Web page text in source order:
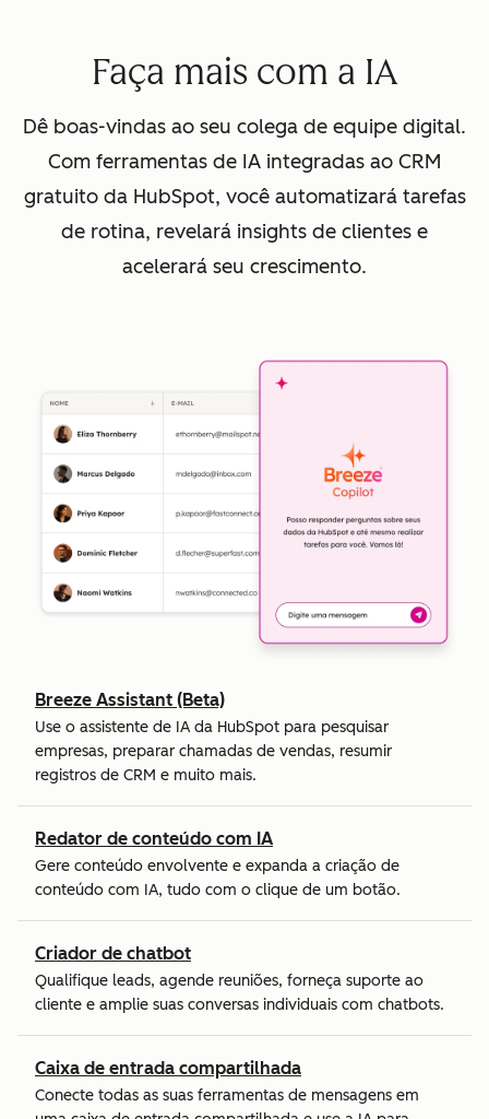
Faça mais com a IA
Dê boas-vindas ao seu colega de equipe digital.
Com ferramentas de IA integradas ao CRM
gratuito da HubSpot, você automatizará tarefas
de rotina, revelará insights de clientes e
acelerará seu crescimento.
Breeze Assistant (Beta)
Use o assistente de IA da HubSpot para pesquisar
empresas, preparar chamadas de vendas, resumir
registros de CRM e muito mais.
Redator de conteúdo com IA
Gere conteúdo envolvente e expanda a criação de
conteúdo com IA, tudo com o clique de um botão.
Criador de chatbot
Qualifique leads, agende reuniões, forneça suporte ao
cliente e amplie suas conversas individuais com chatbots.
Caixa de entrada compartilhada
Conecte todas as suas ferramentas de mensagens em